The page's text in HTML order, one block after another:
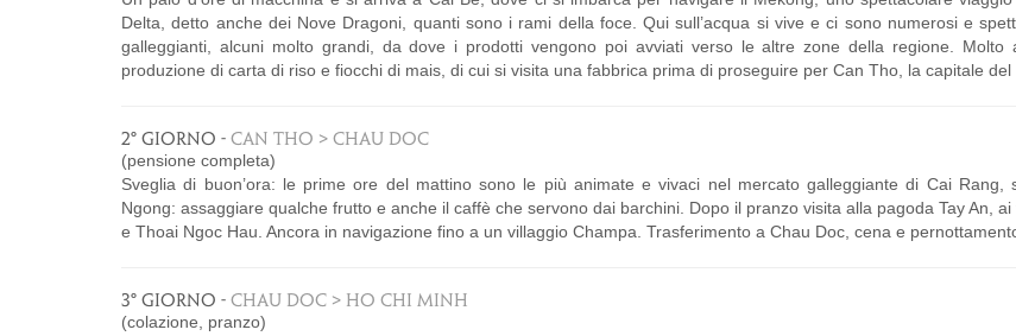
Delta, detto anche dei Nove Dragoni, quanti sono i rami della foce. Qui sull’acqua si vive e ci sono numerosi e
galleggianti, alcuni molto grandi, da dove i prodotti vengono poi avviati verso le altre zone della regione. Molto
produzione di carta di riso e fiocchi di mais, di cui si visita una fabbrica prima di proseguire per Can Tho, la capitale del
2° GIORNO - CAN THO > CHAU DOC
(pensione completa)
Sveglia di buon’ora: le prime ore del mattino sono le più animate e vivaci nel mercato galleggiante di Cai Rang,
Ngong: assaggiare qualche frutto e anche il caffè che servono dai barchini. Dopo il pranzo visita alla pagoda Tay An, ai
e Thoai Ngoc Hau. Ancora in navigazione fino a un villaggio Champa. Trasferimento a Chau Doc, cena e
3° GIORNO - CHAU DOC > HO CHI MINH
(colazione, pranzo)